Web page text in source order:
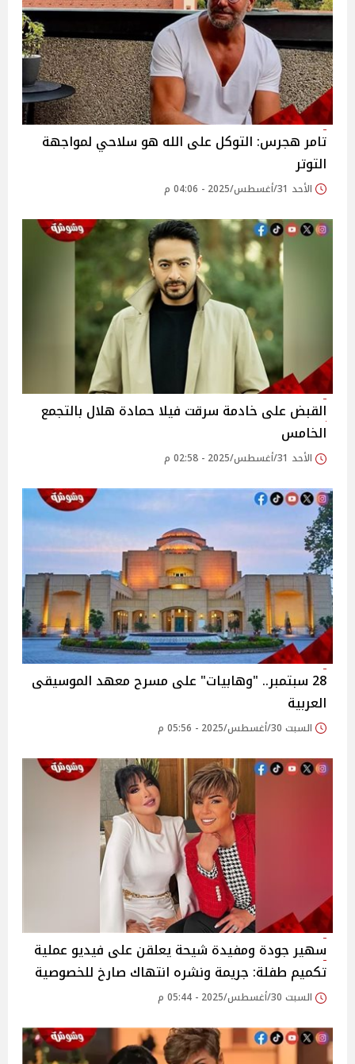
تامر هجرس: التوكل على الله هو سلاحي لمواجهة
التوتر
الأحد 31/أغسطس/2025 - 04:06 م
القبض على خادمة سرقت فيلا حمادة هلال بالتجمع
الخامس‎
الأحد 31/أغسطس/2025 - 02:58 م
28 سبتمبر.. "وهابيات" على مسرح معهد الموسيقى
العربية
السبت 30/أغسطس/2025 - 05:56 م
سهير جودة ومفيدة شيحة يعلقن على فيديو عملية
تكميم طفلة: جريمة ونشره انتهاك صارخ للخصوصية
السبت 30/أغسطس/2025 - 05:44 م